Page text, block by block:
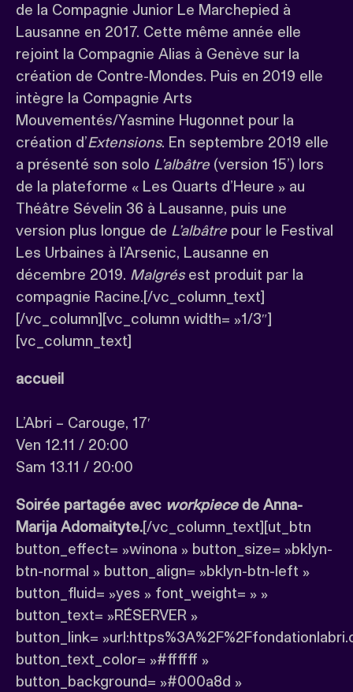
de la Compagnie Junior Le Marchepied à
Lausanne en 2017. Cette même année elle
rejoint la Compagnie Alias à Genève sur la
création de Contre-Mondes. Puis en 2019 elle
intègre la Compagnie Arts
Mouvementés/Yasmine Hugonnet pour la
création d’Extensions. En septembre 2019 elle
a présenté son solo L’albâtre(version 15’) lors
de la plateforme « Les Quarts d’Heure » au
Théâtre Sévelin 36 à Lausanne, puis une
version plus longue de L’albâtrepour le Festival
Les Urbaines à l’Arsenic, Lausanne en
décembre 2019. Malgrésest produit par la
compagnie Racine.[/vc_column_text]
[/vc_column][vc_column width= »1/3″]
[vc_column_text]
accueil
L’Abri – Carouge, 17′
Ven 12.11 / 20:00
Sam 13.11 / 20:00
Soirée partagée avec workpiecede Anna-
Marija Adomaityte.[/vc_column_text][ut_btn
button_effect= »winona » button_size= »bklyn-
btn-normal » button_align= »bklyn-btn-left »
button_fluid= »yes » font_weight= » »
button_text= »RÉSERVER »
button_link=
button_text_color= »#ffffff »
button_background= »#000a8d »